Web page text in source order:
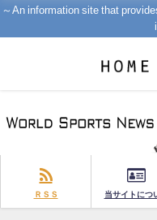
～An information site that
ＲＳＳ 当サイトにつ